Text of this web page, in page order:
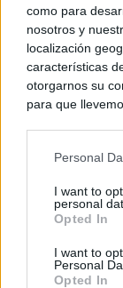
como para
nosotros y
localización
características
otorgarnos su
para que
negar su
de su
rechazar tal
cualquier
visitando
Personal
I want to
personal
Opted In
I want to
Personal
Opted In